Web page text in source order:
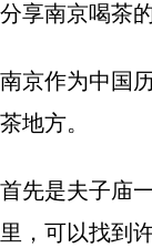
分享南京喝茶
南京作为中国
茶地方。
首先是夫子庙
里，可以找到